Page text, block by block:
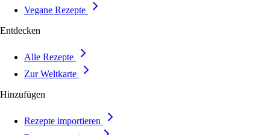
Vegane Rezepte
Entdecken
Alle Rezepte
Zur Weltkarte
Hinzufügen
Rezepte importieren